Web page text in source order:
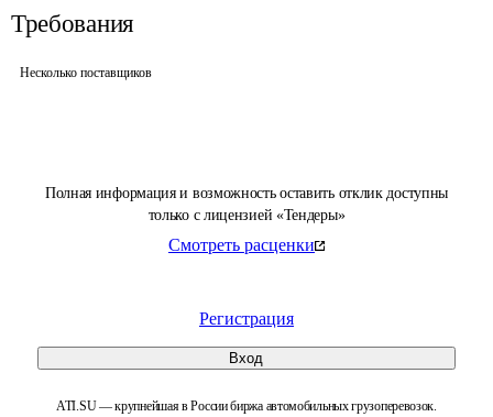
Полная информация и возможность оставить отклик доступны
только с лицензией «Тендеры»
Смотреть расценки
Регистрация
Вход
ATI.SU — крупнейшая в России биржа автомобильных грузоперевозок.
Требования
Несколько поставщиков